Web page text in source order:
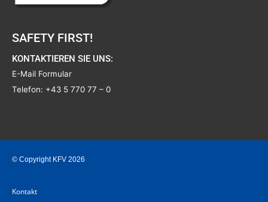
SAFETY FIRST!
KONTAKTIEREN SIE UNS:
E-Mail Formular
Telefon: +43 5 770 77 – 0
© Copyright KFV 2026
Kontakt